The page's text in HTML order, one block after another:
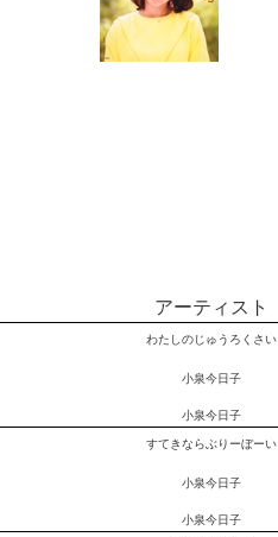
アーティスト
わたしのじゅうろくさい
小泉今日子
小泉今日子
すてきならぶりーぼーい
小泉今日子
小泉今日子